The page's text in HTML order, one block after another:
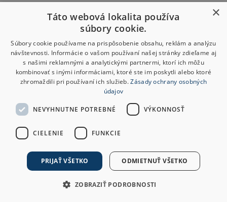
×
Táto webová lokalita používa
súbory cookie.
Súbory cookie používame na prispôsobenie obsahu, reklám a analýzu
návštevnosti. Informácie o vašom používaní našej stránky zdieľame aj
s našimi reklamnými a analytickými partnermi, ktorí ich môžu
kombinovať s inými informáciami, ktoré ste im poskytli alebo ktoré
zhromaždili pri používaní ich služieb.Zásady ochrany osobných
údajov
NEVYHNUTNE POTREBNÉ VÝKONNOSŤ
CIELENIE FUNKCIE
PRIJAŤ VŠETKO ODMIETNUŤ VŠETKO
ZOBRAZIŤ PODROBNOSTI